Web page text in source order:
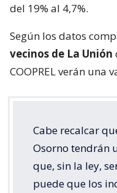
del 19% al 4,7%.
Según los datos
vecinos de La Unión
COOPREL verán una
Cabe recalcar
Osorno tendrán
que, sin la ley,
puede que los